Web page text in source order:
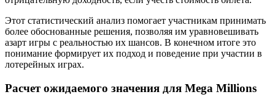
Этот статистический анализ помогает участникам принимать
более обоснованные решения, позволяя им уравновешивать
азарт игры с реальностью их шансов. В конечном итоге это
понимание формирует их подход и поведение при участии в
лотерейных играх.
Расчет ожидаемого значения для Mega Millions